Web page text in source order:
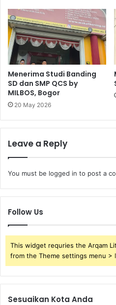
Menerima Studi Banding
SD dan SMP QCS by
MILBOS, Bogor
20 May 2026
Leave a Reply
You must be logged in to post a
Follow Us
This widget requries the Arqam
from the Theme settings menu >
Sesuaikan Kota Anda